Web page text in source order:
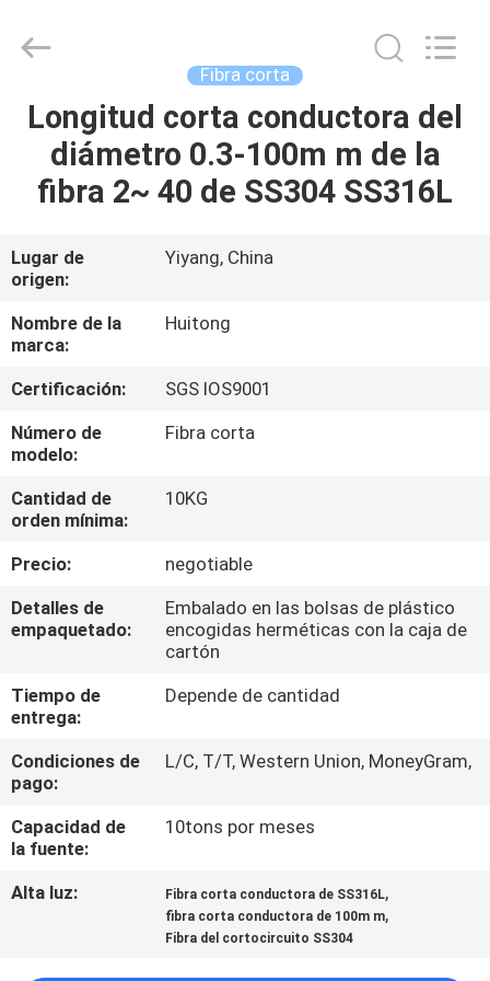
HOGAR
PRODUCTOS
VÍDEOS
DEMOSTRACIÓN
DE
VR
SOBRE
NOSOTROS
VIAJE
DE
FÁBRICA
CONTROL
DE
CALIDAD
ÉNTRENOS
Materials
Rights
Reserved.
Fibra corta
Longitud corta conductora del
diámetro 0.3-100m m de la
fibra 2~ 40 de SS304 SS316L
Lugar de
origen:
Yiyang, China
Nombre de la
marca:
Huitong
Certificación:
SGS IOS9001
Número de
modelo:
Fibra corta
Cantidad de
orden mínima:
10KG
Precio:
negotiable
Detalles de
empaquetado:
Embalado en las bolsas de plástico
encogidas herméticas con la caja de
cartón
Tiempo de
entrega:
Depende de cantidad
Condiciones de
pago:
L/C, T/T, Western Union, MoneyGram,
Capacidad de
la fuente:
10tons por meses
Alta luz: Fibra corta conductora de SS316L,
fibra corta conductora de 100m m,
Fibra del cortocircuito SS304